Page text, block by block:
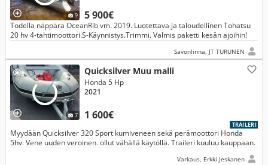
9 5 900€
Todella näppärä OceanRib vm. 2019. Luotettava ja taloudellinen Tohatsu
20 hv 4-tahtimoottori.S-Käynnistys.Trimmi. Valmis paketti kesän ajoihin!
Savonlinna, JT TURUNEN
7
Quicksilver Muu malli
1 600€
Honda 5 Hp
2021
TRAILERI
Myydään Quicksilver 320 Sport kumiveneen sekä perämoottori Honda
5hv. Vene uuden veroinen. ollut vähällä käytöllä. Traileri kuuluu kauppaan.
Varkaus, Erkki Jeskanen